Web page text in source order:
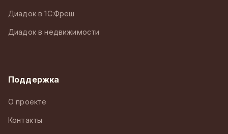
Диадок в 1С:Фреш
Диадок в недвижимости
Поддержка
О проекте
Контакты